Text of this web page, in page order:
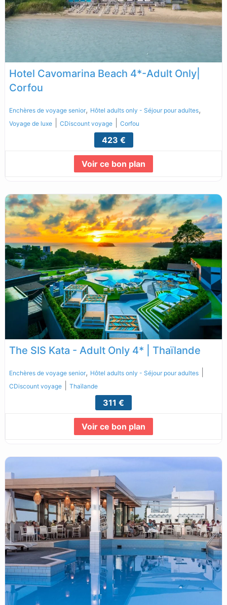
Hotel Cavomarina Beach 4*-Adult Only|
Corfou
Enchères de voyage senior, Hôtel adults only - Séjour pour adultes,
Voyage de luxe| CDiscount voyage| Corfou
423 €
Voir ce bon plan
Lire la suite...
The SIS Kata - Adult Only 4* | Thaïlande
Enchères de voyage senior, Hôtel adults only - Séjour pour adultes|
CDiscount voyage| Thaïlande
311 €
Voir ce bon plan
Lire la suite...